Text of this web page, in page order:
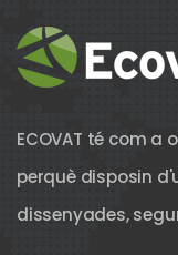
ECOVAT té com
perquè disposin
dissenyades,